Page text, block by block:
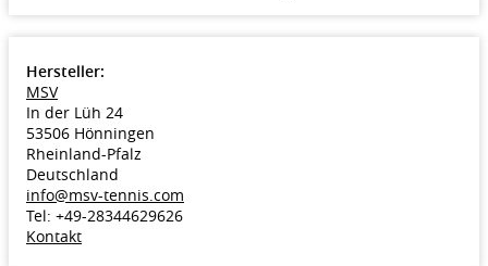
Verpackung: 12 Meter Set
Merkmale
Haupteigenschaft: Haltbarkeit
Nebeneigenschaft: Spin
Bauart Tennissaite: Monofil
Material Tennissaite: Co-Polyester Standard
Hersteller:
MSV
In der Lüh 24
53506 Hönningen
Rheinland-Pfalz
Deutschland
info@msv-tennis.com
Tel: +49-28344629626
Kontakt